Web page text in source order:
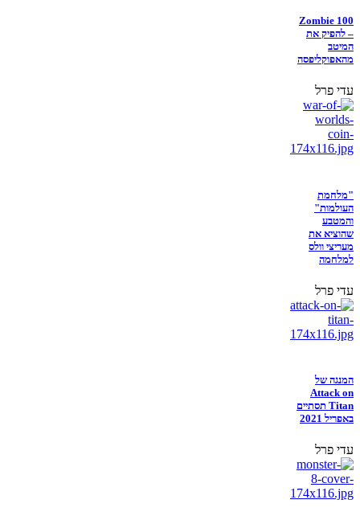
Zombie 100
– להפיק את
המיטב
מהאפוקליפסה
עדי פרל
"מלחמת
העולמות"
והמטבע
שהוציא את
מעריצי וולס
למלחמה
עדי פרל
המנגה של
Attack on
Titan תסתיים
באפריל 2021
עדי פרל